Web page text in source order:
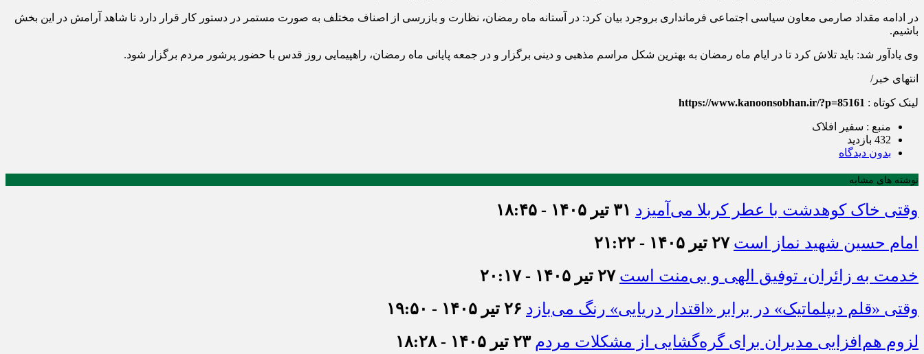
در ادامه مقداد صارمی معاون سیاسی اجتماعی فرمانداری بروجرد بیان کرد: در آستانه ماه رمضان، نظارت و بازرسی از اصناف مختلف به صورت مستمر در دستور کار قرار دارد تا شاهد آرامش در این بخش
باشیم.
وی یادآور شد: باید تلاش کرد تا در ایام ماه رمضان به بهترین شکل مراسم مذهبی و دینی برگزار و در جمعه پایانی ماه رمضان، راهپیمایی روز قدس با حضور پرشور مردم برگزار شود.
انتهای خبر/
لینک کوتاه : https://www.kanoonsobhan.ir/?p=85161
منبع : سفیر افلاک
432 بازدید
بدون دیدگاه
نوشته های مشابه
وقتی خاک کوهدشت با عطر کربلا می‌آمیزد ۳۱ تیر ۱۴۰۵ - ۱۸:۴۵
امام حسین شهید نماز است ۲۷ تیر ۱۴۰۵ - ۲۱:۲۲
خدمت به زائران، توفیق الهی و بی‌منت است ۲۷ تیر ۱۴۰۵ - ۲۰:۱۷
وقتی «قلم دیپلماتیک» در برابر «اقتدار دریایی» رنگ می‌بازد ۲۶ تیر ۱۴۰۵ - ۱۹:۵۰
لزوم هم‌افزایی مدیران برای گره‌گشایی از مشکلات مردم ۲۳ تیر ۱۴۰۵ - ۱۸:۲۸